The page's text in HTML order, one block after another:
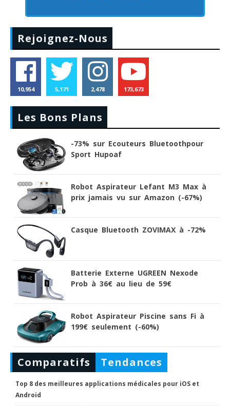
Rejoignez-Nous
10,954 5,171 2,478 173,673
Les Bons Plans
-73% sur Ecouteurs Bluetoothpour
Sport Hupoaf
Robot Aspirateur Lefant M3 Max à
prix jamais vu sur Amazon (-67%)
Casque Bluetooth ZOVIMAX à -72%
Batterie Externe UGREEN Nexode
Prob à 36€ au lieu de 59€
Robot Aspirateur Piscine sans Fi à
199€ seulement (-60%)
Comparatifs Tendances
Top 8 des meilleures applications médicales pour iOS et
Android